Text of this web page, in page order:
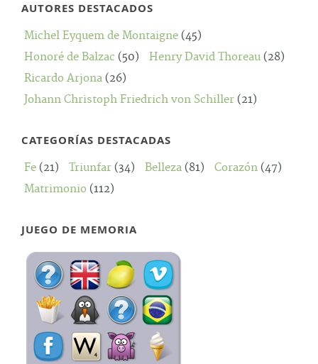
AUTORES DESTACADOS
Michel Eyquem de Montaigne (45)
Honoré de Balzac (50) Henry David Thoreau (28)
Ricardo Arjona (26)
Johann Christoph Friedrich von Schiller (21)
CATEGORÍAS DESTACADAS
Fe (21) Triunfar (34) Belleza (81) Corazón (47)
Matrimonio (112)
JUEGO DE MEMORIA